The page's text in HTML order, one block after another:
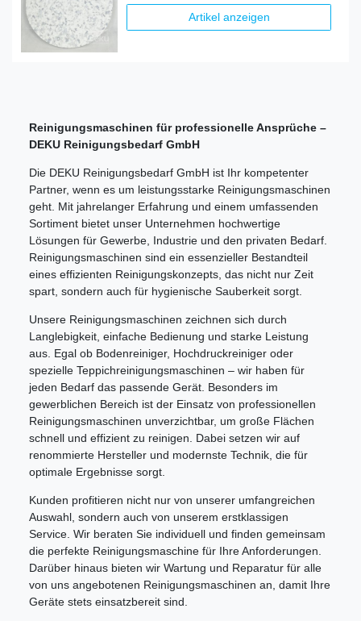
Artikel anzeigen
Reinigungsmaschinen für professionelle Ansprüche –
DEKU Reinigungsbedarf GmbH
Die DEKU Reinigungsbedarf GmbH ist Ihr kompetenter
Partner, wenn es um leistungsstarke Reinigungsmaschinen
geht. Mit jahrelanger Erfahrung und einem umfassenden
Sortiment bietet unser Unternehmen hochwertige
Lösungen für Gewerbe, Industrie und den privaten Bedarf.
Reinigungsmaschinen sind ein essenzieller Bestandteil
eines effizienten Reinigungskonzepts, das nicht nur Zeit
spart, sondern auch für hygienische Sauberkeit sorgt.
Unsere Reinigungsmaschinen zeichnen sich durch
Langlebigkeit, einfache Bedienung und starke Leistung
aus. Egal ob Bodenreiniger, Hochdruckreiniger oder
spezielle Teppichreinigungsmaschinen – wir haben für
jeden Bedarf das passende Gerät. Besonders im
gewerblichen Bereich ist der Einsatz von professionellen
Reinigungsmaschinen unverzichtbar, um große Flächen
schnell und effizient zu reinigen. Dabei setzen wir auf
renommierte Hersteller und modernste Technik, die für
optimale Ergebnisse sorgt.
Kunden profitieren nicht nur von unserer umfangreichen
Auswahl, sondern auch von unserem erstklassigen
Service. Wir beraten Sie individuell und finden gemeinsam
die perfekte Reinigungsmaschine für Ihre Anforderungen.
Darüber hinaus bieten wir Wartung und Reparatur für alle
von uns angebotenen Reinigungsmaschinen an, damit Ihre
Geräte stets einsatzbereit sind.